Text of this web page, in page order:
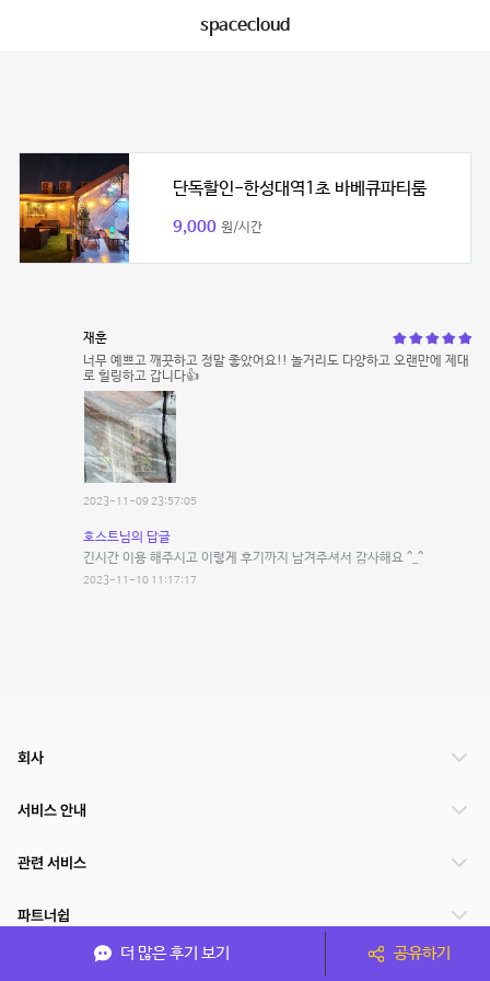
spacecloud
단독할인-한성대역1초 바베큐파티룸
9,000 원/시간
재훈
너무 예쁘고 깨끗하고 정말 좋았어요!! 놀거리도 다양하고 오랜만에 제대
로 힐링하고 갑니다👍
2023-11-09 23:57:05
호스트님의 답글
긴시간 이용 해주시고 이렇게 후기까지 남겨주셔서 감사해요 ^_^
2023-11-10 11:17:17
더 많은 후기 보기 공유하기
회사
서비스 안내
관련 서비스
파트너쉽
서비스 제공 국가